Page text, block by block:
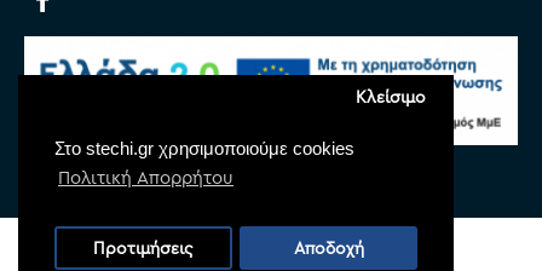
Στο stechi.gr χρησιμοποιούμε cookies
Πολιτική Απορρήτου
Κλείσιμο
Προτιμήσεις Αποδοχή
Copyright © 2022 Stechi, All Rights Reserved
Powered by
Monoware Web